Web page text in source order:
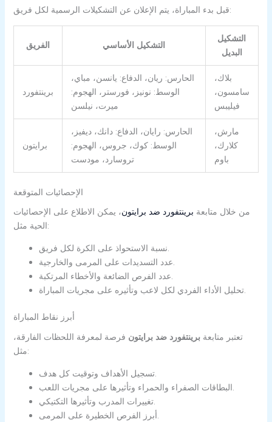
قبل بدء المباراة، يتم الإعلان عن التشكيلات الرسمية لكل فريق:
الفريق التشكيل الأساسي
التشكيل
البديل
برينتفورد
الحارس: ريان، الدفاع: يانسن، مباي،
الوسط: نونيز، فورستر، الهجوم:
ميرت، نيلسن
بلاك،
سامسون،
فيليبس
برايتون
الحارس: رايان، الدفاع: دانك، ديفيز،
الوسط: كوك، جروس، الهجوم:
تروسارد، مودست
مارش،
كلارك،
باوم
الإحصائيات المتوقعة
من خلال متابعة برينتفورد ضد برايتون، يمكن الاطلاع على الإحصائيات
الحية مثل:
نسبة الاستحواذ على الكرة لكل فريق.
عدد التسديدات على المرمى والخارجية.
عدد الفرص الضائعة والأخطاء المرتكبة.
تحليل الأداء الفردي لكل لاعب وتأثيره على مجريات المباراة.
أبرز نقاط المباراة
تعتبر متابعةبرينتفورد ضد برايتون فرصة لمعرفة اللحظات الفارقة،
مثل:
تسجيل الأهداف وتوقيت كل هدف.
البطاقات الصفراء والحمراء وتأثيرها على مجريات اللعب.
تغييرات المدرب وتأثيرها التكتيكي.
أبرز الفرص الخطيرة على المرمى.